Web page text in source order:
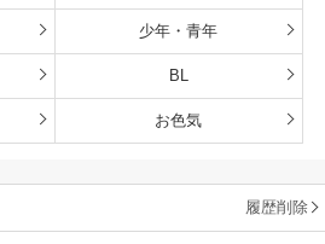
少年・青年
BL
お色気
履歴削除